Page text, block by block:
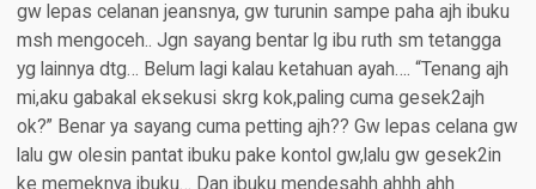
gw lepas celanan jeansnya, gw turunin sampe paha ajh ibuku
msh mengoceh.. Jgn sayang bentar lg ibu ruth sm tetangga
yg lainnya dtg… Belum lagi kalau ketahuan ayah…. “Tenang ajh
mi,aku gabakal eksekusi skrg kok,paling cuma gesek2ajh
ok?” Benar ya sayang cuma petting ajh?? Gw lepas celana gw
lalu gw olesin pantat ibuku pake kontol gw,lalu gw gesek2in